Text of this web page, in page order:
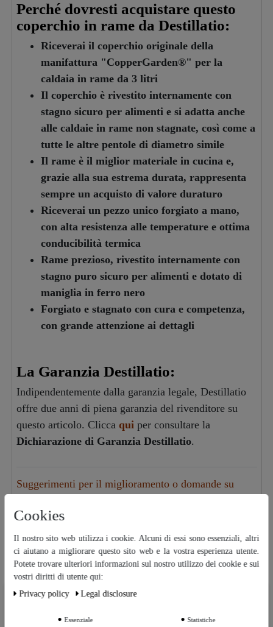
Perché dovresti acquistare questo
coperchio in rame da Destillatio:
Riceverai il coperchio originale della
manifattura "CopperGarden®" per la
caldaia in rame da 3 litri
Il coperchio è rivestito internamente con
stagno sicuro per alimenti e si adatta anche
alle caldaie in rame non stagnate, così come a
tutte le altre pentole di diametro simile
Il rame è il miglior materiale in cucina e,
grazie alla sua estrema durata, rappresenta
sempre un acquisto di valore duraturo
Riceverai un pezzo unico forgiato a mano,
con alta resistenza alle temperature e ottima
conducibilità termica
Rame prezioso, rivestito internamente con
stagno puro sicuro per alimenti e dotato di
maniglia in ferro nero
Forgiato e stagnato con cura e competenza,
con grande attenzione ai dettagli
La Garanzia Destillatio:
Indipendentemente dalla garanzia legale, Destillatio
offre due anni di piena garanzia del rivenditore su
questo articolo. Clicca quiper consultare la
Dichiarazione di Garanzia Destillatio.
Suggerimenti per il miglioramento o domande su
Adatto
Artcoli simili
-47%
3 x sottopentole in sughero -
Ceres::Template.cookieBarHintText
Ceres::Template.cookieBarMoreSettings
Cookies
Il nostro sito web utilizza i cookie. Alcuni di essi sono essenziali, altri
ci aiutano a migliorare questo sito web e la vostra esperienza utente.
Potete trovare ulteriori informazioni sul nostro utilizzo dei cookie e sui
vostri diritti di utente qui:
Privacy policy
Legal disclosure
Essenziale Statistiche